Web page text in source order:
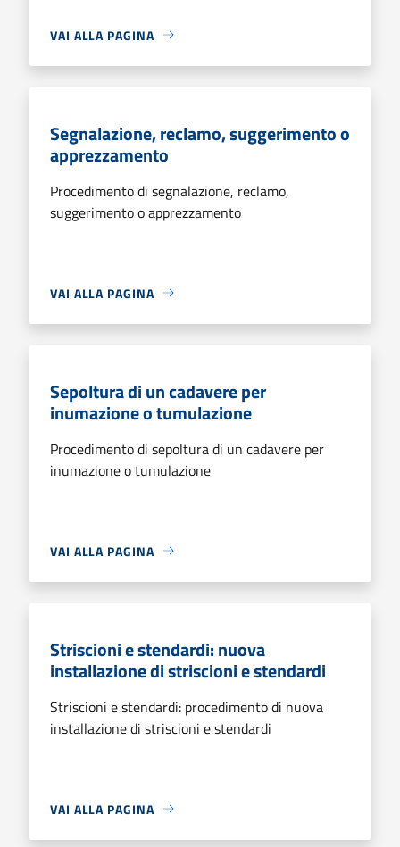
VAI ALLA PAGINA
Segnalazione, reclamo, suggerimento o
apprezzamento
Procedimento di segnalazione, reclamo,
suggerimento o apprezzamento
VAI ALLA PAGINA
Sepoltura di un cadavere per
inumazione o tumulazione
Procedimento di sepoltura di un cadavere per
inumazione o tumulazione
VAI ALLA PAGINA
Striscioni e stendardi: nuova
installazione di striscioni e stendardi
Striscioni e stendardi: procedimento di nuova
installazione di striscioni e stendardi
VAI ALLA PAGINA